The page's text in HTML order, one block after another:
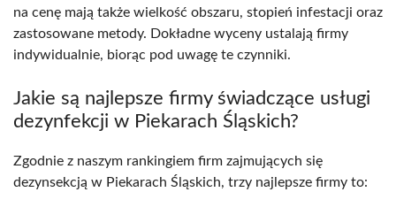
na cenę mają także wielkość obszaru, stopień infestacji oraz
zastosowane metody. Dokładne wyceny ustalają firmy
indywidualnie, biorąc pod uwagę te czynniki.
Jakie są najlepsze firmy świadczące usługi
dezynfekcji w Piekarach Śląskich?
Zgodnie z naszym rankingiem firm zajmujących się
dezynsekcją w Piekarach Śląskich, trzy najlepsze firmy to: